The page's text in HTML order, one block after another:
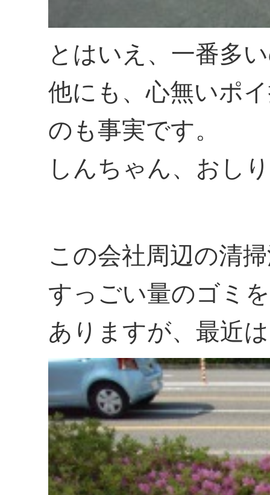
とはいえ、一番多
他にも、心無いポ
のも事実です。
しんちゃん、おし
この会社周辺の清
すっごい量のゴミ
ありますが、最近